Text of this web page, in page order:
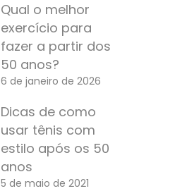
Qual o melhor
exercício para
fazer a partir dos
50 anos?
6 de janeiro de 2026
Dicas de como
usar tênis com
estilo após os 50
anos
5 de maio de 2021